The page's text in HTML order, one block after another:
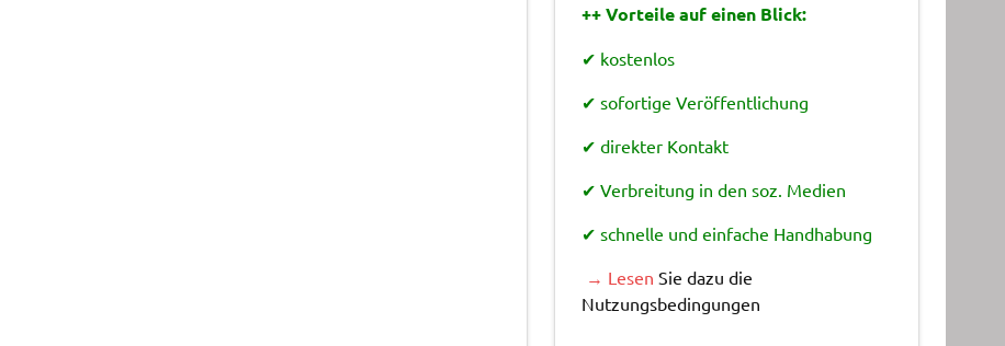
++ Vorteile auf einen Blick:
✔ kostenlos
✔ sofortige Veröffentlichung
✔ direkter Kontakt
✔ Verbreitung in den soz. Medien
✔ schnelle und einfache Handhabung
→ Lesen Sie dazu die
Nutzungsbedingungen